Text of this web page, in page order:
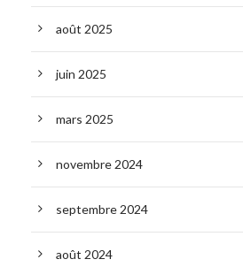
août 2025
juin 2025
mars 2025
novembre 2024
septembre 2024
août 2024